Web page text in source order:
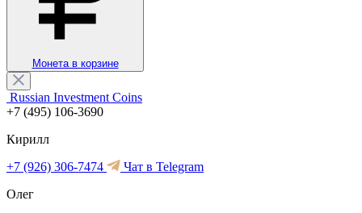
Монета в корзине
Russian Investment Coins
+7 (495) 106-3690
Кирилл
+7 (926) 306-7474
Чат в Telegram
Олег